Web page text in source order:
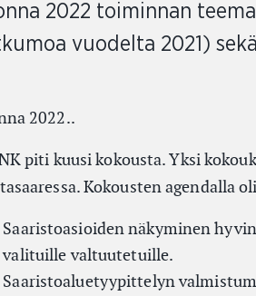
2022 toiminnan
vuodelta 2021)
2022..
piti kuusi kokousta. Yksi
Kokousten agendalla
Saaristoasioiden näkyminen
valituille valtuutetuille.
Saaristoaluetyypittelyn